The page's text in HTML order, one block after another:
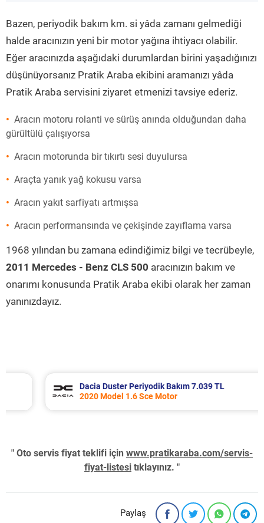
Bazen, periyodik bakım km. si yâda zamanı gelmediği
halde aracınızın yeni bir motor yağına ihtiyacı olabilir.
Eğer aracınızda aşağıdaki durumlardan birini yaşadığınızı
düşünüyorsanız Pratik Araba ekibini aramanızı yâda
Pratik Araba servisini ziyaret etmenizi tavsiye ederiz.
Aracın motoru rolanti ve sürüş anında olduğundan daha
gürültülü çalışıyorsa
Aracın motorunda bir tıkırtı sesi duyulursa
Araçta yanık yağ kokusu varsa
Aracın yakıt sarfiyatı artmışsa
Aracın performansında ve çekişinde zayıflama varsa
1968 yılından bu zamana edindiğimiz bilgi ve tecrübeyle,
2011 Mercedes - Benz CLS 500 aracınızın bakım ve
onarımı konusunda Pratik Araba ekibi olarak her zaman
yanınızdayız.
Dacia Duster Periyodik Bakım 7.039 TL
2020 Model 1.6 Sce Motor
" Oto servis fiyat teklifi için www.pratikaraba.com/servis-
fiyat-listesi tıklayınız. "
Paylaş